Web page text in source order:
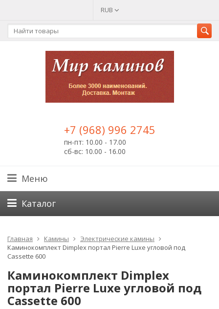
RUB
+7 (968) 996 2745
пн-пт: 10.00 - 17.00
сб-вс: 10.00 - 16.00
Меню
Каталог
Главная Камины
Электрические камины
Каминокомплект Dimplex портал Pierre Luxe угловой под
Cassette 600
Каминокомплект Dimplex
портал Pierre Luxe угловой под
Cassette 600